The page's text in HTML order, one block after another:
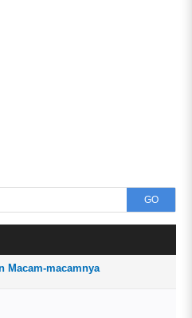
GO
Macam-macamnya